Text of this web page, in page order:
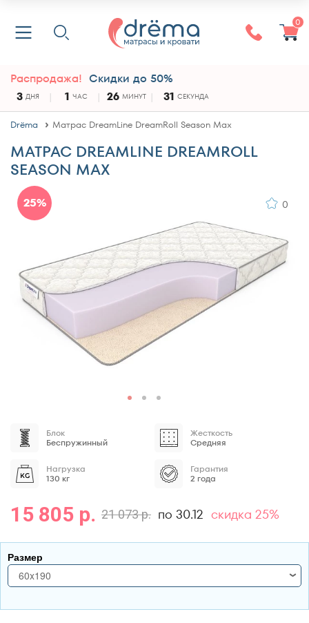
0
Распродажа! Скидки до 50%
3 ДНЯ 1 ЧАС 26 МИНУТ 31 СЕКУНДА
Drёma Матрас DreamLine DreamRoll Season Max
МАТРАС DREAMLINE DREAMROLL
SEASON MAX
25% 0
Блок
Беспружинный
Жесткость
Средняя
Нагрузка
130 кг
Гарантия
2 года
21 073 р.
15 805 р. по 30.12 скидка 25%
Размер
60x190
60x190